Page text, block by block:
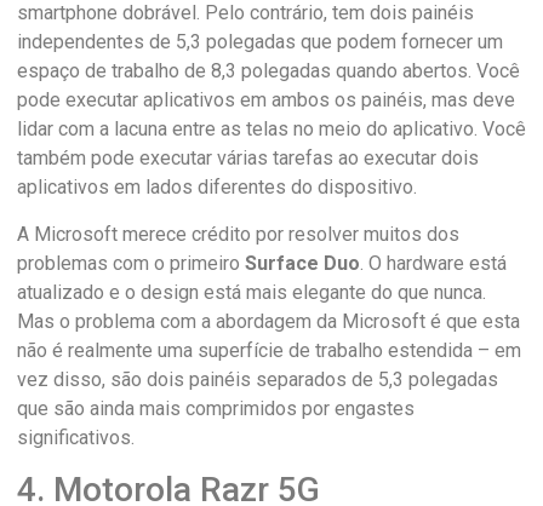
smartphone dobrável. Pelo contrário, tem dois painéis
independentes de 5,3 polegadas que podem fornecer um
espaço de trabalho de 8,3 polegadas quando abertos. Você
pode executar aplicativos em ambos os painéis, mas deve
lidar com a lacuna entre as telas no meio do aplicativo. Você
também pode executar várias tarefas ao executar dois
aplicativos em lados diferentes do dispositivo.
A Microsoft merece crédito por resolver muitos dos
problemas com o primeiro Surface Duo . O hardware está
atualizado e o design está mais elegante do que nunca.
Mas o problema com a abordagem da Microsoft é que esta
não é realmente uma superfície de trabalho estendida – em
vez disso, são dois painéis separados de 5,3 polegadas
que são ainda mais comprimidos por engastes
significativos.
4. Motorola Razr 5G